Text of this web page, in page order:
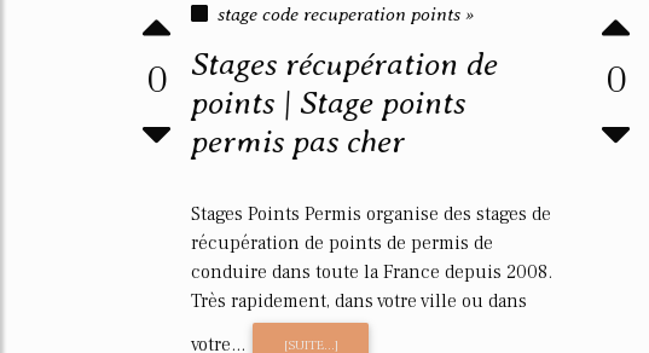
0
stage code recuperation points »
Stages récupération de
points | Stage points
permis pas cher
Stages Points Permis organise des stages de
récupération de points de permis de
conduire dans toute la France depuis 2008.
Très rapidement, dans votre ville ou dans
votre...
[SUITE...]
0